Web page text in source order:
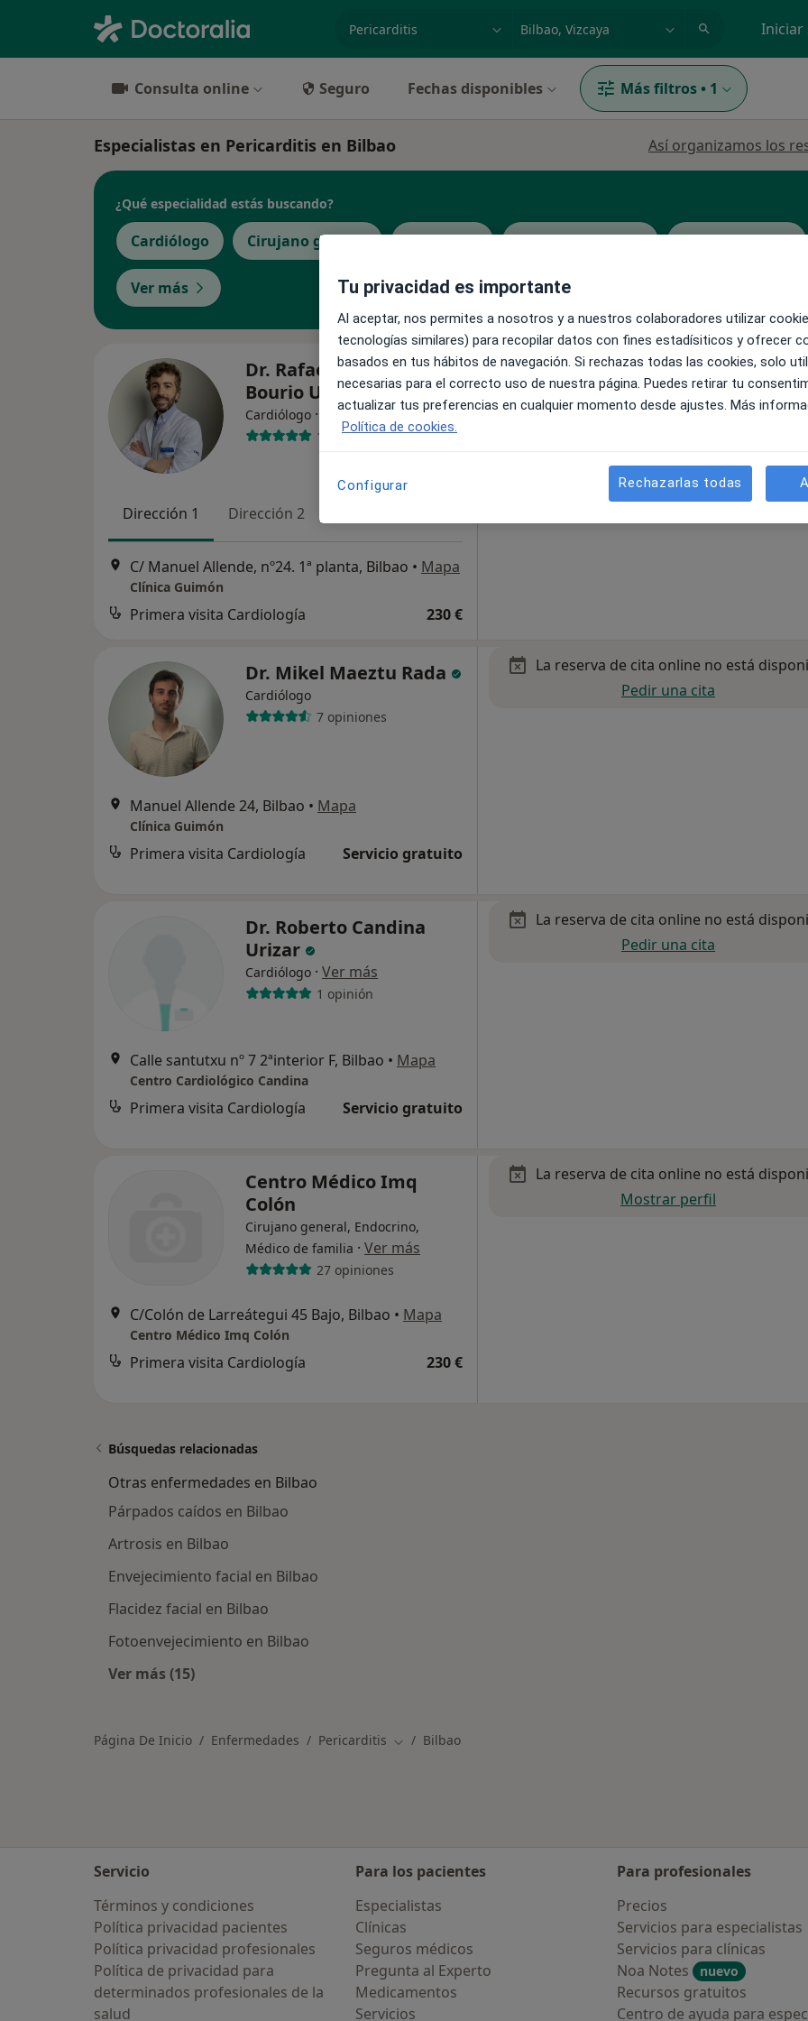
Iniciar
Consulta online Seguro Fechas disponibles Más filtros • 1
Especialistas en Pericarditis en Bilbao Así organizamos los
¿Qué especialidad estás buscando?
Cardiólogo Cirujano general Endocrino Médico de familia Médico general
Ver más
Dr. Rafael Martínez de
Bourio Uriarte
Cardiólogo · Ver más
15 opiniones
Dirección 1 Dirección 2
C/ Manuel Allende, nº24. 1ª planta, Bilbao • Mapa
Clínica Guimón
Primera visita Cardiología 230 €
La reserva de cita online no está
Ver teléfono
Dr. Mikel Maeztu Rada
Cardiólogo
7 opiniones
Manuel Allende 24, Bilbao • Mapa
Clínica Guimón
Primera visita Cardiología Servicio gratuito
La reserva de cita online no está
Pedir una cita
Dr. Roberto Candina
Urizar
Cardiólogo · Ver más
1 opinión
Calle santutxu nº 7 2ªinterior F, Bilbao • Mapa
Centro Cardiológico Candina
Primera visita Cardiología Servicio gratuito
La reserva de cita online no está
Pedir una cita
Centro Médico Imq
Colón
Cirujano general, Endocrino,
Médico de familia · Ver más
27 opiniones
C/Colón de Larreátegui 45 Bajo, Bilbao • Mapa
Centro Médico Imq Colón
Primera visita Cardiología 230 €
La reserva de cita online no está
Mostrar perfil
Búsquedas relacionadas
Otras enfermedades en Bilbao
Párpados caídos en Bilbao
Artrosis en Bilbao
Envejecimiento facial en Bilbao
Flacidez facial en Bilbao
Fotoenvejecimiento en Bilbao
Ver más (15)
Página De Inicio Enfermedades Pericarditis Cambiar de ciudad
Bilbao
Servicio
Términos y condiciones
Política privacidad pacientes
Política privacidad profesionales
Política de privacidad para
determinados profesionales de la
salud
Para los pacientes
Especialistas
Clínicas
Seguros médicos
Pregunta al Experto
Medicamentos
Servicios
Para profesionales
Precios
Servicios para especialistas
Servicios para clínicas
Noa Notes
nuevo
Recursos gratuitos
Centro de ayuda para
Tu privacidad es importante
Al aceptar, nos permites a nosotros y a nuestros colaboradores utilizar
tecnologías similares) para recopilar datos con fines estadísiticos y ofrecer
basados en tus hábitos de navegación. Si rechazas todas las cookies, solo
necesarias para el correcto uso de nuestra página. Puedes retirar tu
actualizar tus preferencias en cualquier momento desde ajustes. Más
Política de cookies.
Configurar Rechazarlas todas